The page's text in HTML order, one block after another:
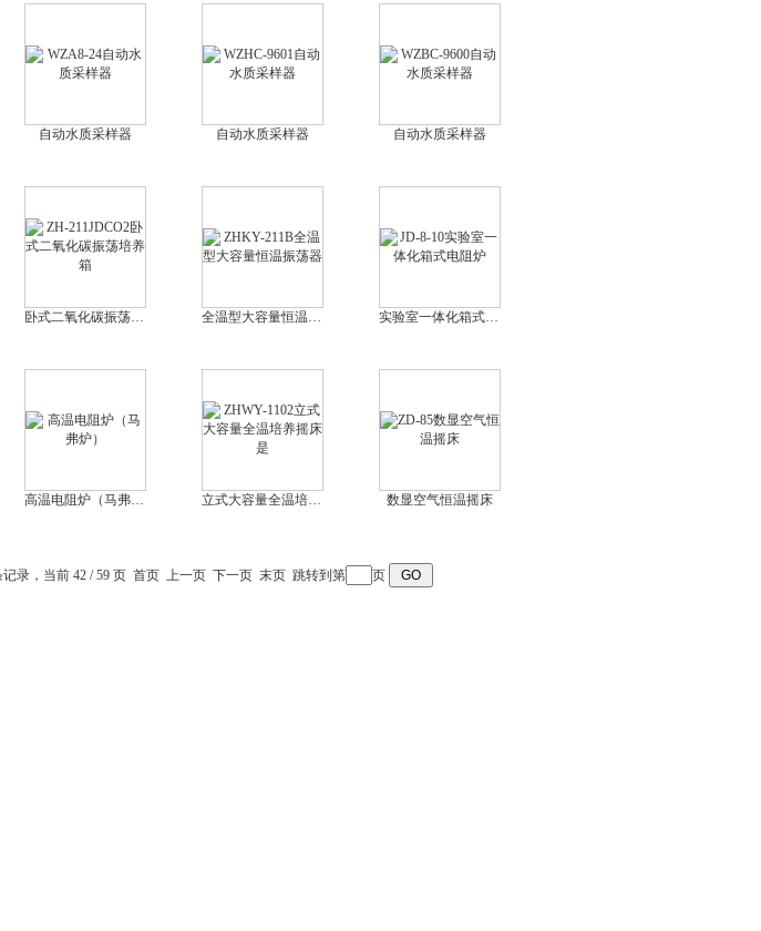
自动水质采样器 自动水质采样器 自动水质采样器
卧式二氧化碳振荡培养箱 全温型大容量恒温振荡器 实验室一体化箱式电阻炉
高温电阻炉（马弗炉） 立式大容量全温培养摇床是 数显空气恒温摇床
记录，当前 42 / 59 页 首页 上一页 下一页 末页 跳转到第 页